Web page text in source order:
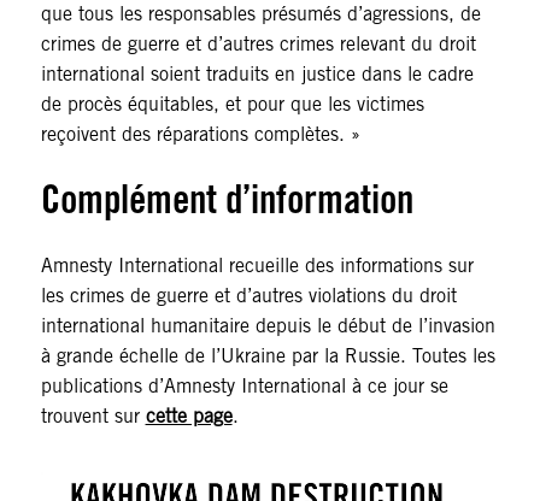
que tous les responsables présumés d’agressions, de
crimes de guerre et d’autres crimes relevant du droit
international soient traduits en justice dans le cadre
de procès équitables, et pour que les victimes
reçoivent des réparations complètes. »
Complément d’information
Amnesty International recueille des informations sur
les crimes de guerre et d’autres violations du droit
international humanitaire depuis le début de l’invasion
à grande échelle de l’Ukraine par la Russie. Toutes les
publications d’Amnesty International à ce jour se
trouvent sur cette page.